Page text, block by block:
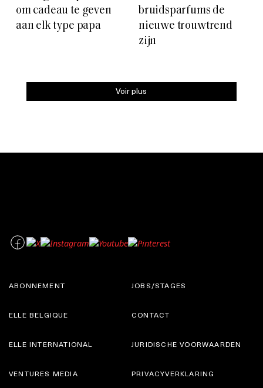
om cadeau te geven
aan elk type papa
bruidsparfums de
nieuwe trouwtrend
zijn
Voir plus
ABONNEMENT
ELLE BELGIQUE
JOBS/STAGES
CONTACT
ELLE INTERNATIONAL
VENTURES MEDIA
JURIDISCHE VOORWAARDEN
PRIVACYVERKLARING